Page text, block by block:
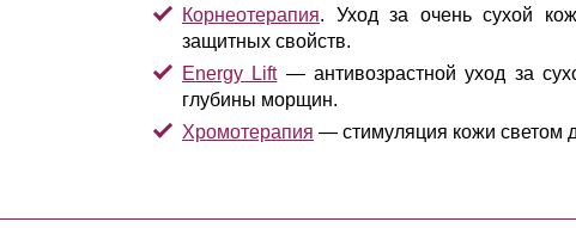
Корнеотерапия. Уход за очень сухой
защитных свойств.
Energy Lift— антивозрастной уход за
глубины морщин.
Хромотерапия — стимуляция кожи светом